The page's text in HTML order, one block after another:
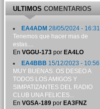
ULTIMOSCOMENTARIOS
EA4ADM 28/05/2024 - 16:31
Tenemos que hacer mas de
estas....
En VGGU-173por EA4LO
EA4BBB 15/12/2023 - 10:56
MUY BUENAS. OS DESEO A
TODOS LOS AMIGOS Y
SIMPATIZANTES DEL RADIO
CLUB UNA FELICES...
En VGSA-189por EA3FNZ